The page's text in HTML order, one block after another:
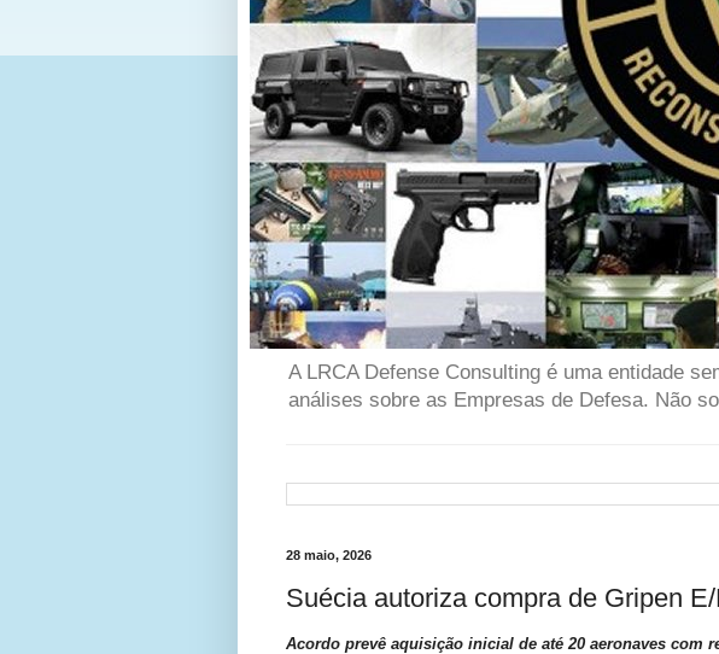
A LRCA Defense Consulting é uma entidade
análises sobre as Empresas de Defesa. Não
28 maio, 2026
Suécia autoriza compra de Gripen
Acordo prevê aquisição inicial de até 20 aeronaves com